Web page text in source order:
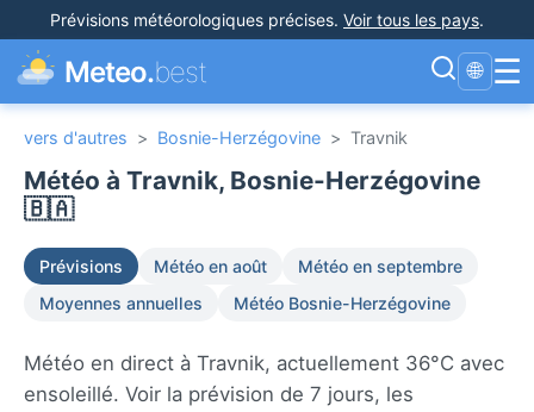
Prévisions météorologiques précises. Voir tous les pays.
Meteo.best 🌐 ☰
vers d'autres > Bosnie-Herzégovine > Travnik
Météo à Travnik, Bosnie-Herzégovine
🇧🇦
Prévisions Météo en août
Météo en septembre
Moyennes annuelles
Météo Bosnie-Herzégovine
Météo en direct à Travnik, actuellement 36°C avec
ensoleillé. Voir la prévision de 7 jours, les